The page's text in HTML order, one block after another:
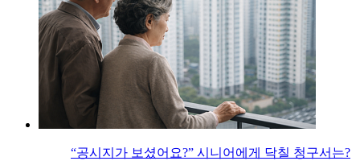
“공시지가 보셨어요?” 시니어에게 닥칠 청구서는?